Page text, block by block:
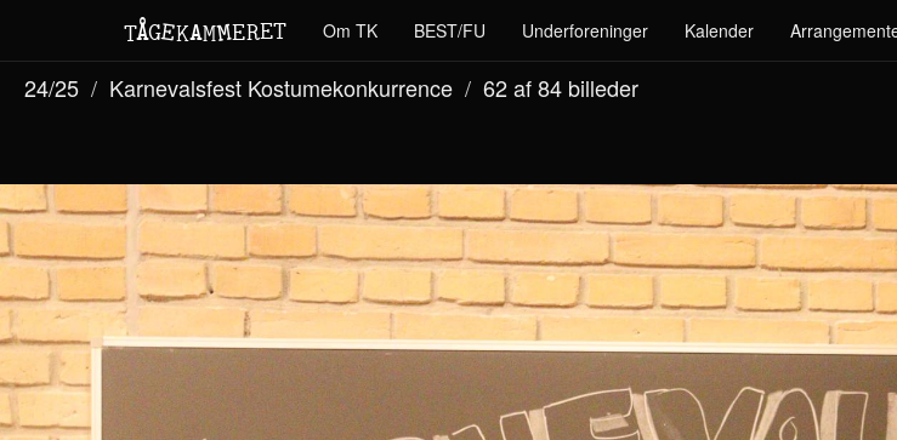
TÅGEKAMMERET Om TK BEST/FU Underforeninger Kalender
24/25 Karnevalsfest Kostumekonkurrence 62 af 84 billeder